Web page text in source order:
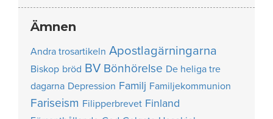
Ämnen
Andra trosartikeln Apostlagärningarna
Biskop bröd BV Bönhörelse De heliga tre
dagarna Depression Familj Familjekommunion
Fariseism Filipperbrevet Finland